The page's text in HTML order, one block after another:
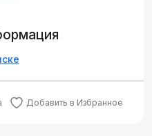
Добавить в Избранное